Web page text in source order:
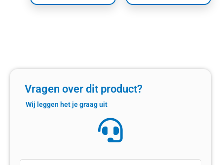
Vragen over dit product?
Wij leggen het je graag uit